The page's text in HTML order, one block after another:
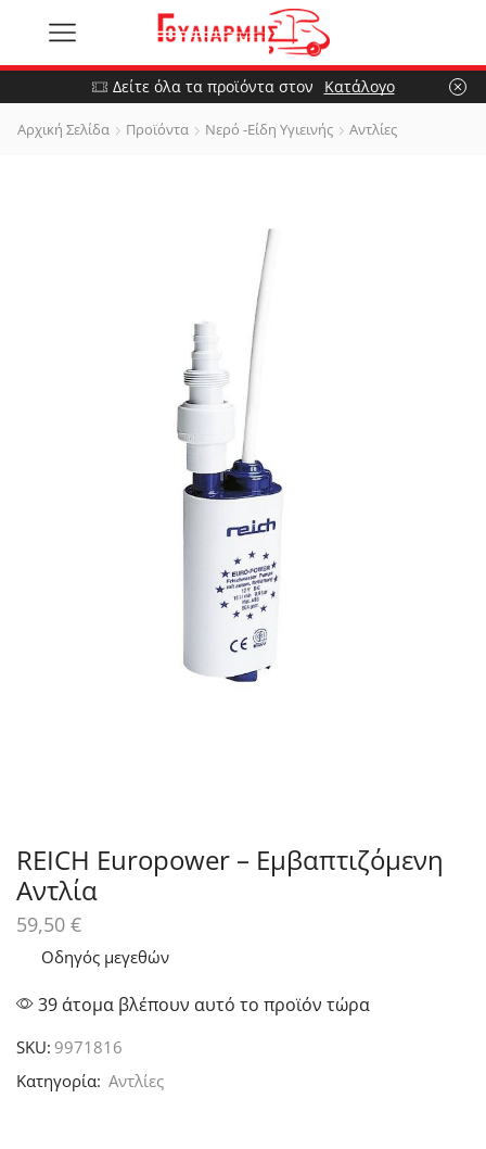
Δείτε όλα τα προϊόντα στον Κατάλογο
Αρχική Σελίδα Προϊόντα Νερό -Είδη Υγιεινής Αντλίες
REICH Europower – Εμβαπτιζόμενη
Αντλία
59,50 €
Οδηγός μεγεθών
39 άτομα βλέπουν αυτό το προϊόν τώρα
SKU: 9971816
Κατηγορία: Αντλίες